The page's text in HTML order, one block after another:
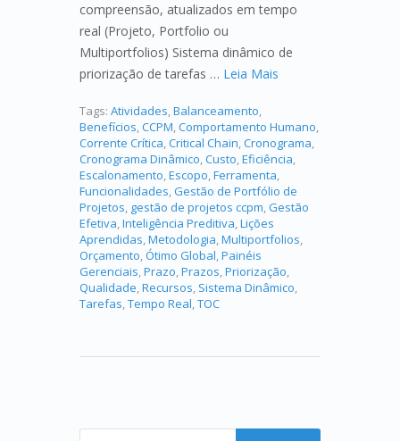
compreensão, atualizados em tempo
real (Projeto, Portfolio ou
Multiportfolios) Sistema dinâmico de
priorização de tarefas … Leia Mais
Tags: Atividades,Balanceamento,
Benefícios,CCPM,Comportamento Humano,
Corrente Crítica,Critical Chain,Cronograma,
Cronograma Dinâmico,Custo,Eficiência,
Escalonamento,Escopo,Ferramenta,
Funcionalidades,Gestão de Portfólio de
Projetos, gestão de projetos ccpm,Gestão
Efetiva,Inteligência Preditiva,Lições
Aprendidas,Metodologia,Multiportfolios,
Orçamento,Ótimo Global,Painéis
Gerenciais,Prazo,Prazos,Priorização,
Qualidade,Recursos, Sistema Dinâmico,
Tarefas,Tempo Real,TOC